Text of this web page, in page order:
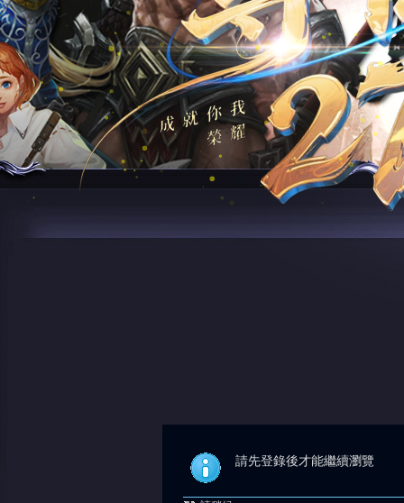
請先登錄後才能繼續瀏覽